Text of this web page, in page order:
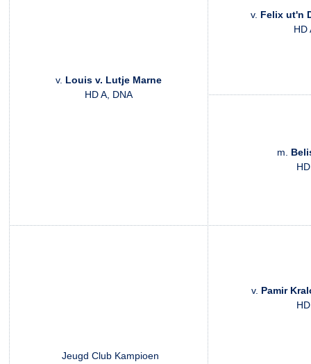
v. Louis v. Lutje Marne
HD A, DNA
v. Felix ut'n
HD
m.
Jeugd Club Kampioen
v. Pamir